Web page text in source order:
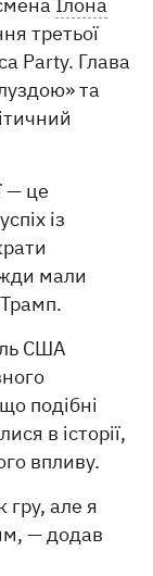
третьої
Party. Глава
та
— це
із
мали
США
подібні
в історії,
впливу.
але я
— додав